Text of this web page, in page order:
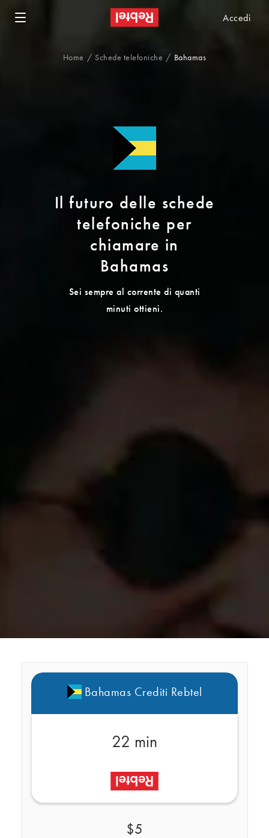
Home Schede telefoniche Bahamas
Accedi
Il futuro delle schede
telefoniche per
chiamare in
Bahamas
Sei sempre al corrente di quanti
minuti ottieni.
Bahamas Crediti Rebtel
22 min
$5